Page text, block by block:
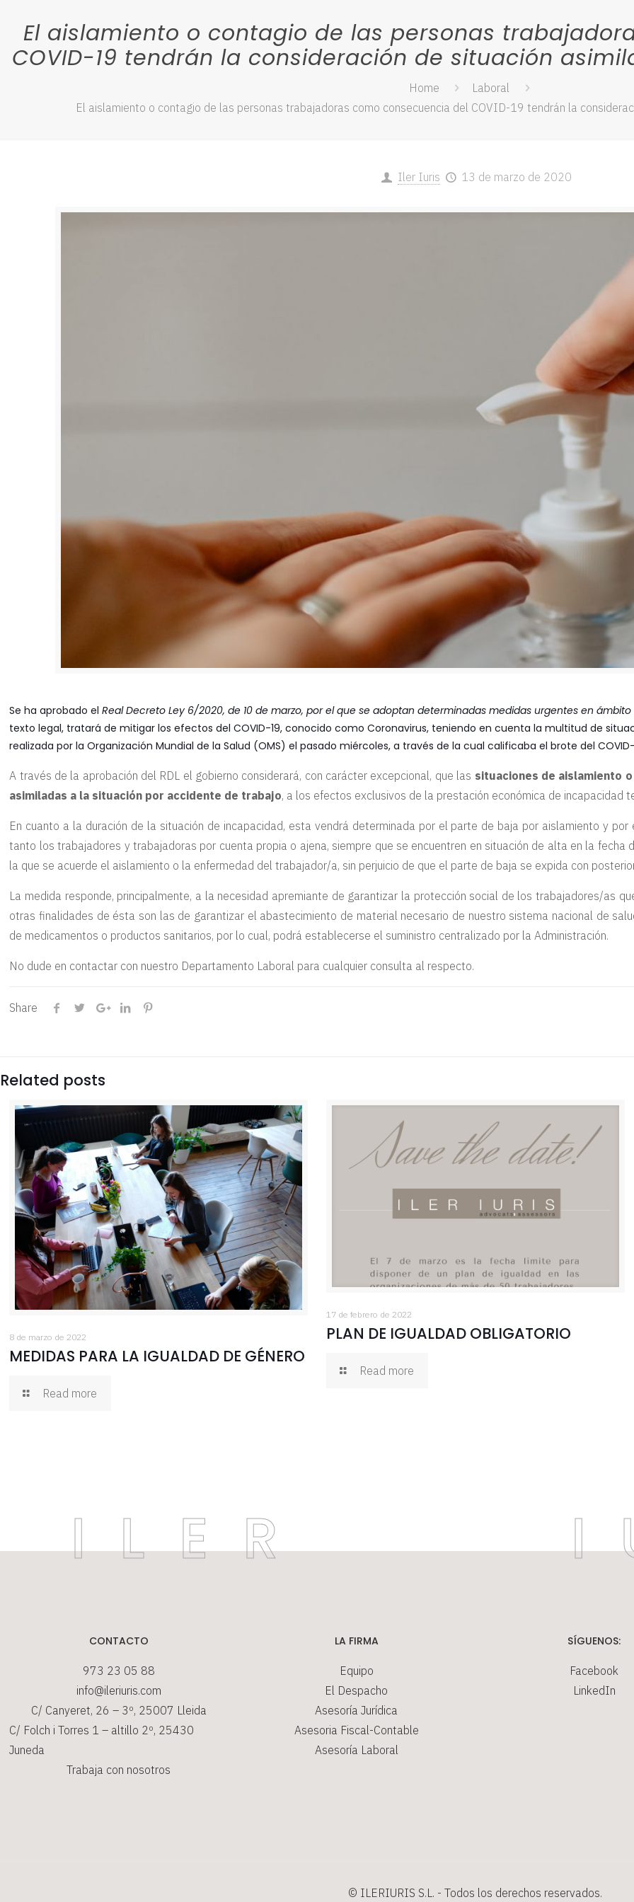
El aislamiento o contagio de las personas
COVID-19 tendrán la consideración de situación
Home
Laboral
El aislamiento o contagio de las personas trabajadoras como consecuencia del COVID-19 tendrán la
Iler Iuris 13 de marzo de 2020
Se ha aprobado elReal Decreto Ley 6/2020, de 10 de marzo, por el que se adoptan determinadas medidas urgentes en
texto legal, tratará de mitigar los efectos del COVID-19, conocido como Coronavirus, teniendo en cuenta la multitud de
realizada por la Organización Mundial de la Salud (OMS) el pasado miércoles, a través de la cual calificaba el brote del
A través de la aprobación del RDL el gobierno considerará, con carácter excepcional, que las situaciones de aislamiento
asimiladas a la situación por accidente de trabajo, a los efectos exclusivos de la prestación económica de incapacidad
En cuanto a la duración de la situación de incapacidad, esta vendrá determinada por el parte de baja por aislamiento y
tanto los trabajadores y trabajadoras por cuenta propia o ajena, siempre que se encuentren en situación de alta en la
la que se acuerde el aislamiento o la enfermedad del trabajador/a, sin perjuicio de que el parte de baja se expida con
La medida responde, principalmente, a la necesidad apremiante de garantizar la protección social de los trabajadores/as
otras finalidades de ésta son las de garantizar el abastecimiento de material necesario de nuestro sistema nacional de
de medicamentos o productos sanitarios, por lo cual, podrá establecerse el suministro centralizado por la Administración.
No dude en contactar con nuestro Departamento Laboral para cualquier consulta al respecto.
Share
Related posts
8 de marzo de 2022
MEDIDAS PARA LA IGUALDAD DE GÉNERO
Read more
17 de febrero de 2022
PLAN DE IGUALDAD OBLIGATORIO
Read more
CONTACTO
973 23 05 88
info@ileriuris.com
C/ Canyeret, 26 – 3º, 25007 Lleida
C/ Folch i Torres 1 – altillo 2º, 25430
Juneda
Trabaja con nosotros
LA FIRMA
Equipo
El Despacho
Asesoría Jurídica
Asesoria Fiscal-Contable
Asesoría Laboral
SÍGUENOS:
Facebook
LinkedIn
© ILERIURIS S.L. - Todos los derechos reservados.